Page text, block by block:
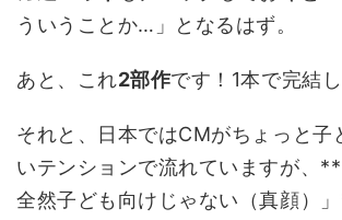
ういうことか…」となるはず。
あと、これ2部作です！1本で完結
それと、日本ではCMがちょっと子
いテンションで流れていますが、
全然子ども向けじゃない（真顔）